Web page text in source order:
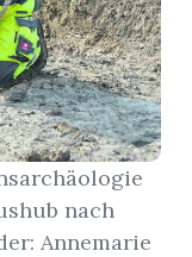
nach
Annemarie